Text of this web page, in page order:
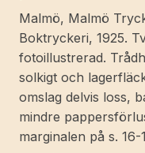
Malmö, Malmö
Boktryckeri, 1925.
fotoillustrerad.
solkigt och
omslag delvis loss,
mindre
marginalen på s. 16-